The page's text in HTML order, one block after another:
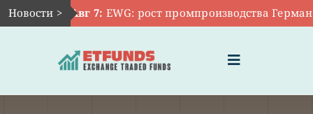
Skip
to
Новости >Авг 7:EWG: рост промпроизводства Германии
Toggle
Navigation